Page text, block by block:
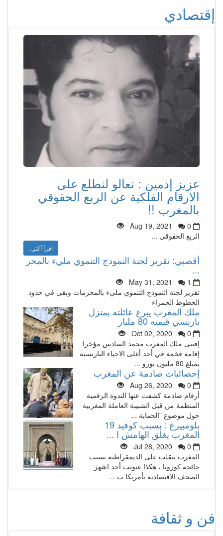
إقتصادي
عزيز إدمين : تعالو لنطلع على
الارقام الفلكية عن الربع الحقوقي
بالمغرب !!
Aug 19, 2021
0
الريع الحقوقي ...
اقرأ أكثر..
أقصبي: تقرير لجنة النمودج التنموي مليء بالمحر
May 31, 2021
1
تقرير لجنة النموذج التنموي مليء بالمحرمات وبقي في حدود
الخطوط الحمراء
ملك المغرب يبرع عائلته بمنزل
باريسي قيمته 80 مليار
Oct 02, 2020
0
إقتنى ملك المغرب محمد السادس مؤخرا
إقامة فخمة في أحد أغلى الاحياء الباريسية
بمبلغ 80 مليون يورو ...
إحصائيات صادمة عن المغرب
Aug 26, 2020
0
أرقام صادمة كشفت عنها الندوة الرقمية
المنظمة من قبل الشبيبة العاملة المغربية
حول موضوع "الحماية ...
بلومبيرغ : بسبب كوفيد 19
المغرب يغلق الهامش ا ...
Jul 28, 2020
0
المغرب ينقلب على الديمقراطية بسبب
جائحة كورونا ، هكذا عنونت أحد اشهر
الصحف الاقتصادية بأمريكا ب ...
فن و ثقافة